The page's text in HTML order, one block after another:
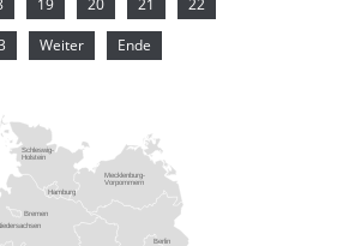
19 20 21 22
Weiter Ende
Mecklenburg-
Vorpommern
Schleswig-
Holstein
Berlin
Bremen
Hamburg